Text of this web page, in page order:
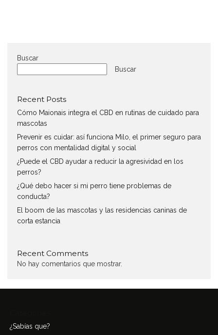
Buscar
Buscar
Recent Posts
Cómo Maionais integra el CBD en rutinas de cuidado para
mascotas
Prevenir es cuidar: así funciona Milo, el primer seguro para
perros con mentalidad digital y social
¿Puede el CBD ayudar a reducir la agresividad en los
perros?
¿Qué debo hacer si mi perro tiene problemas de
conducta?
El boom de las mascotas y las residencias caninas de
corta estancia
Recent Comments
No hay comentarios que mostrar.
¿Sabías que?